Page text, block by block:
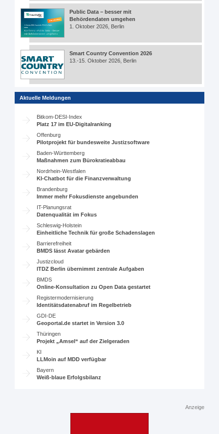
Public Data – besser mit
Behördendaten umgehen
1. Oktober 2026, Berlin
Smart Country Convention 2026
13.-15. Oktober 2026, Berlin
Aktuelle Meldungen
Bitkom-DESI-Index
Platz 17 im EU-Digitalranking
Offenburg
Pilotprojekt für bundesweite Justizsoftware
Baden-Württemberg
Maßnahmen zum Bürokratieabbau
Nordrhein-Westfalen
KI-Chatbot für die Finanzverwaltung
Brandenburg
Immer mehr Fokusdienste angebunden
IT-Planungsrat
Datenqualität im Fokus
Schleswig-Holstein
Einheitliche Technik für große Schadenslagen
Barrierefreiheit
BMDS lässt Avatar gebärden
Justizcloud
ITDZ Berlin übernimmt zentrale Aufgaben
BMDS
Online-Konsultation zu Open Data gestartet
Registermodernisierung
Identitätsdatenabruf im Regelbetrieb
GDI-DE
Geoportal.de startet in Version 3.0
Thüringen
Projekt „Amsel“ auf der Zielgeraden
KI
LLMoin auf MDD verfügbar
Bayern
Weiß-blaue Erfolgsbilanz
Anzeige